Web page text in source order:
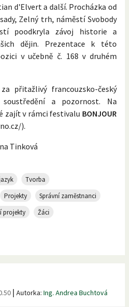
d'Elvert a další. Procházka od
Zelný trh, náměstí Svobody
poodkryla závoj historie a
dějin. Prezentace k této
v učebně č. 168 v druhém
přitažlivý francouzsko-český
a pozornost. Na
zajít v rámci festivalu BONJOUR
).
Tinková
Tvorba
Projekty
Správní zaměstnanci
projekty Žáci
| Autorka: Ing. Andrea Buchtová